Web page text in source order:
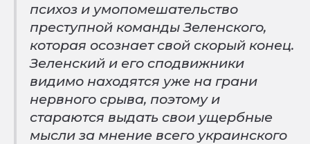
психоз и умопомешательство
преступной команды Зеленского,
которая осознает свой скорый конец.
Зеленский и его сподвижники
видимо находятся уже на грани
нервного срыва, поэтому и
стараются выдать свои ущербные
мысли за мнение всего украинского